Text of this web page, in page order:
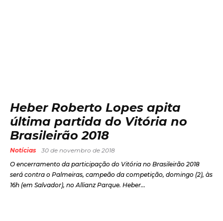
Heber Roberto Lopes apita
última partida do Vitória no
Brasileirão 2018
Notícias
30 de novembro de 2018
O encerramento da participação do Vitória no Brasileirão 2018
será contra o Palmeiras, campeão da competição, domingo (2), às
16h (em Salvador), no Allianz Parque. Heber...